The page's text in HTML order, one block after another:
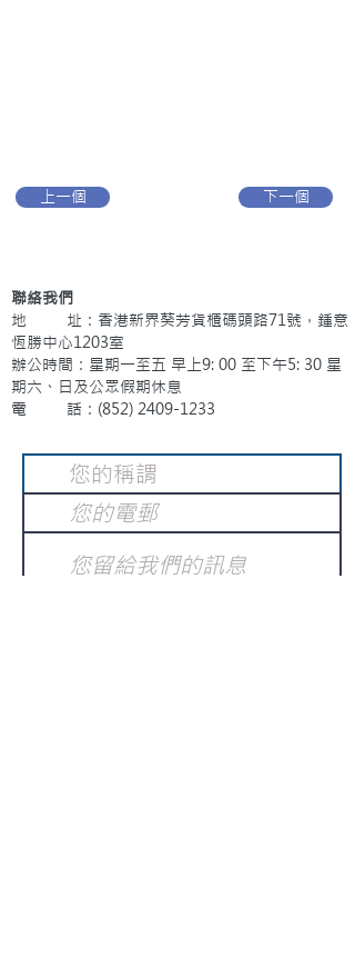
上一個 下一個
聯絡我們
地 址：香港新界葵芳貨櫃碼頭路71號，鍾意
恆勝中心1203室
辦公時間：星期一至五 早上9: 00 至下午5: 30 星
期六、日及公眾假期休息
電 話：(852) 2409-1233